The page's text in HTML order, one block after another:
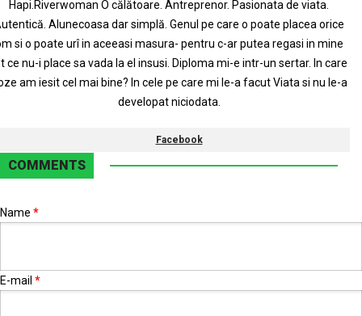
Hapi.Riverwoman O călătoare. Antreprenor. Pasionata de viata.
Alunecoasa dar simplă. Genul pe care o poate placea orice
si o poate urî in aceeasi masura- pentru c-ar putea regasi in mine
ce nu-i place sa vada la el insusi. Diploma mi-e intr-un sertar. In care
am iesit cel mai bine? In cele pe care mi le-a facut Viata si nu le-a
developat niciodata.
Facebook
COMMENTS
Name *
E-mail *